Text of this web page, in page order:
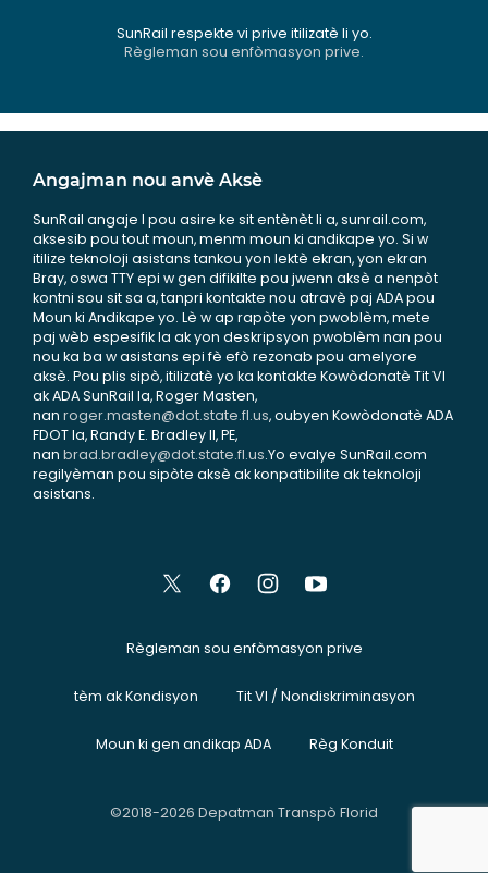
SunRail respekte vi prive itilizatè li yo.
Règleman sou enfòmasyon prive.
Angajman nou anvè Aksè
SunRail angaje l pou asire ke sit entènèt li a, sunrail.com,
aksesib pou tout moun, menm moun ki andikape yo. Si w
itilize teknoloji asistans tankou yon lektè ekran, yon ekran
Bray, oswa TTY epi w gen difikilte pou jwenn aksè a nenpòt
kontni sou sit sa a, tanpri kontakte nou atravè paj ADA pou
Moun ki Andikape yo. Lè w ap rapòte yon pwoblèm, mete
paj wèb espesifik la ak yon deskripsyon pwoblèm nan pou
nou ka ba w asistans epi fè efò rezonab pou amelyore
aksè. Pou plis sipò, itilizatè yo ka kontakte Kowòdonatè Tit VI
ak ADA SunRail la, Roger Masten,
nan roger.masten@dot.state.fl.us, oubyen Kowòdonatè ADA
FDOT la, Randy E. Bradley II, PE,
nan brad.bradley@dot.state.fl.us.Yo evalye SunRail.com
regilyèman pou sipòte aksè ak konpatibilite ak teknoloji
asistans.
Règleman sou enfòmasyon prive
tèm ak Kondisyon Tit VI / Nondiskriminasyon
Moun ki gen andikap ADA Règ Konduit
©2018-2026 Depatman Transpò Florid